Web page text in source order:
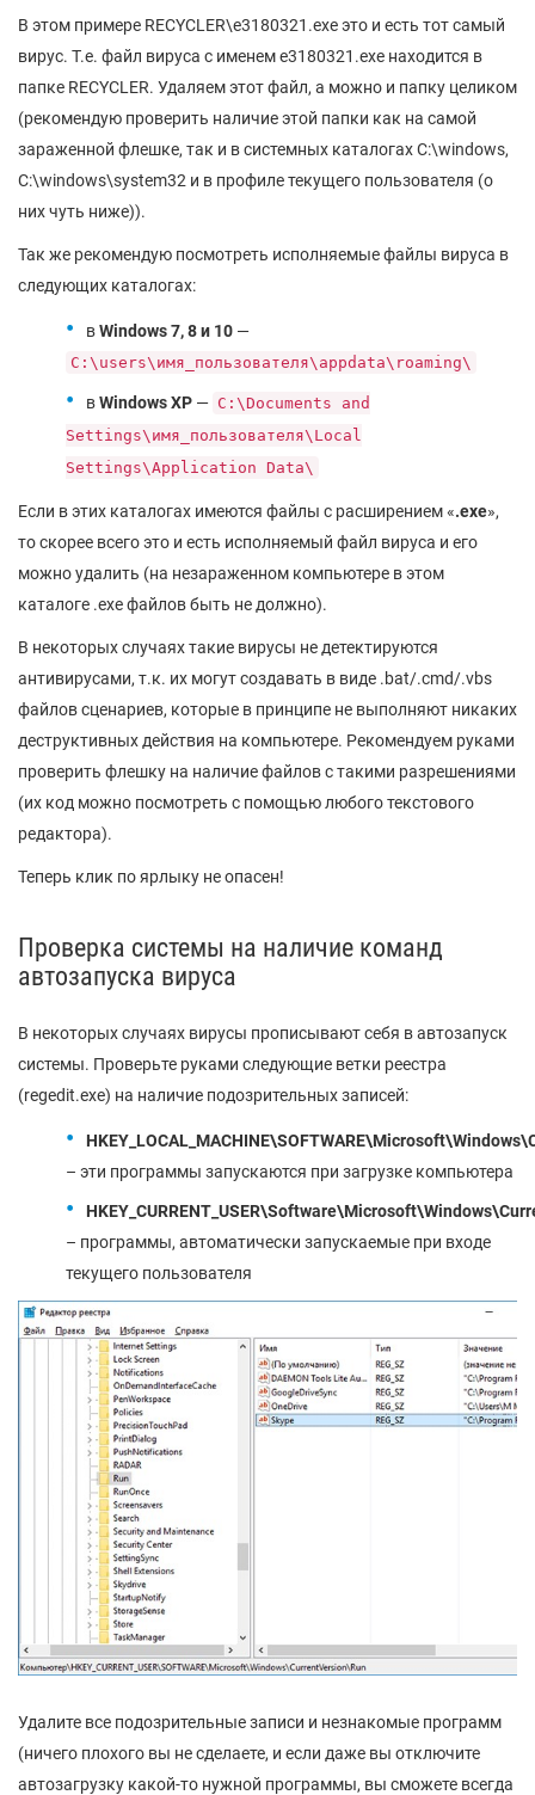
В этом примере RECYCLER\e3180321.exe это и есть тот самый
вирус. Т.е. файл вируса с именем e3180321.exe находится в
папке RECYCLER. Удаляем этот файл, а можно и папку целиком
(рекомендую проверить наличие этой папки как на самой
зараженной флешке, так и в системных каталогах C:\windows,
C:\windows\system32 и в профиле текущего пользователя (о
них чуть ниже)).
Так же рекомендую посмотреть исполняемые файлы вируса в
следующих каталогах:
вWindows 7, 8 и 10 —
C:\users\имя_пользователя\appdata\roaming\
вWindows XP — C:\Documents and
Settings\имя_пользователя\Local
Settings\Application Data\
Если в этих каталогах имеются файлы с расширением «.exe»,
то скорее всего это и есть исполняемый файл вируса и его
можно удалить (на незараженном компьютере в этом
каталоге .exe файлов быть не должно).
В некоторых случаях такие вирусы не детектируются
антивирусами, т.к. их могут создавать в виде .bat/.cmd/.vbs
файлов сценариев, которые в принципе не выполняют никаких
деструктивных действия на компьютере. Рекомендуем руками
проверить флешку на наличие файлов с такими разрешениями
(их код можно посмотреть с помощью любого текстового
редактора).
Теперь клик по ярлыку не опасен!
Проверка системы на наличие команд
автозапуска вируса
В некоторых случаях вирусы прописывают себя в автозапуск
системы. Проверьте руками следующие ветки реестра
(regedit.exe) на наличие подозрительных записей:
– эти программы запускаются при загрузке компьютера
HKEY CURRENT USER\Software\Microsoft\Windows\
– программы, автоматически запускаемые при входе
текущего пользователя
Удалите все подозрительные записи и незнакомые программ
(ничего плохого вы не сделаете, и если даже вы отключите
автозагрузку какой-то нужной программы, вы сможете всегда